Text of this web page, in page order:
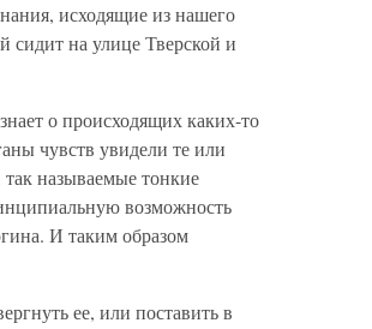
исходящие из нашего
на улице Тверской и
о происходящих каких-то
чувств увидели те или
называемые тонкие
возможность
И таким образом
ее, или поставить в